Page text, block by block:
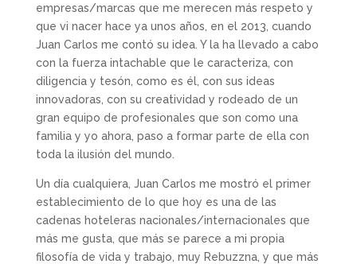
empresas/marcas que me merecen más respeto y
que vi nacer hace ya unos años, en el 2013, cuando
Juan Carlos me contó su idea. Y la ha llevado a cabo
con la fuerza intachable que le caracteriza, con
diligencia y tesón, como es él, con sus ideas
innovadoras, con su creatividad y rodeado de un
gran equipo de profesionales que son como una
familia y yo ahora, paso a formar parte de ella con
toda la ilusión del mundo.
Un día cualquiera, Juan Carlos me mostró el primer
establecimiento de lo que hoy es una de las
cadenas hoteleras nacionales/internacionales que
más me gusta, que más se parece a mi propia
filosofía de vida y trabajo, muy Rebuzzna, y que más